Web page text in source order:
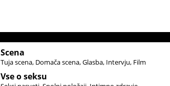
Scena
Tuja scena Domača scena Glasba Intervju Film
Vse o seksu